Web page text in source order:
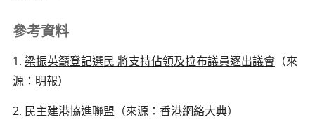
參考資料
1. 梁振英籲登記選民 將支持佔領及拉布議員逐出議會（來
源：明報）
2. 民主建港協進聯盟 （來源：香港網絡大典）